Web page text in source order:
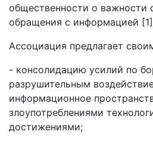
общественности о важности
обращения с информацией
Ассоциация предлагает
- консолидацию усилий по
разрушительным
информационное
злоупотреблениями
достижениями;